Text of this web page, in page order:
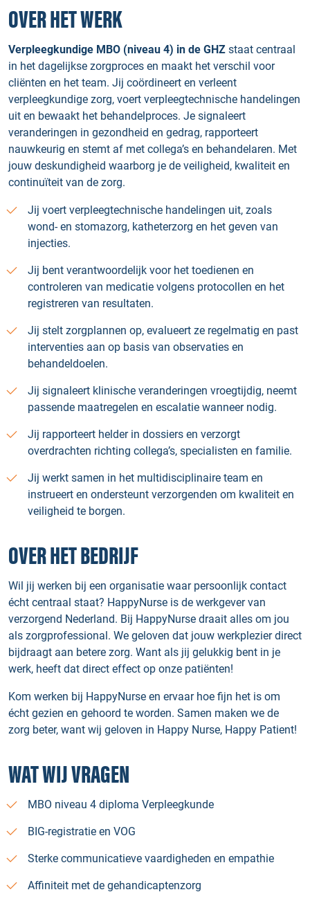
OVER HET WERK
Verpleegkundige MBO (niveau 4) in de GHZ staat centraal
in het dagelijkse zorgproces en maakt het verschil voor
cliënten en het team. Jij coördineert en verleent
verpleegkundige zorg, voert verpleegtechnische handelingen
uit en bewaakt het behandelproces. Je signaleert
veranderingen in gezondheid en gedrag, rapporteert
nauwkeurig en stemt af met collega’s en behandelaren. Met
jouw deskundigheid waarborg je de veiligheid, kwaliteit en
continuïteit van de zorg.
Jij voert verpleegtechnische handelingen uit, zoals
wond- en stomazorg, katheterzorg en het geven van
injecties.
Jij bent verantwoordelijk voor het toedienen en
controleren van medicatie volgens protocollen en het
registreren van resultaten.
Jij stelt zorgplannen op, evalueert ze regelmatig en past
interventies aan op basis van observaties en
behandeldoelen.
Jij signaleert klinische veranderingen vroegtijdig, neemt
passende maatregelen en escalatie wanneer nodig.
Jij rapporteert helder in dossiers en verzorgt
overdrachten richting collega’s, specialisten en familie.
Jij werkt samen in het multidisciplinaire team en
instrueert en ondersteunt verzorgenden om kwaliteit en
veiligheid te borgen.
OVER HET BEDRIJF
Wil jij werken bij een organisatie waar persoonlijk contact
écht centraal staat? HappyNurse is de werkgever van
verzorgend Nederland. Bij HappyNurse draait alles om jou
als zorgprofessional. We geloven dat jouw werkplezier direct
bijdraagt aan betere zorg. Want als jij gelukkig bent in je
werk, heeft dat direct effect op onze patiënten!
Kom werken bij HappyNurse en ervaar hoe fijn het is om
écht gezien en gehoord te worden. Samen maken we de
zorg beter, want wij geloven in Happy Nurse, Happy Patient!
WAT WIJ VRAGEN
MBO niveau 4 diploma Verpleegkunde
BIG-registratie en VOG
Sterke communicatieve vaardigheden en empathie
Affiniteit met de gehandicaptenzorg